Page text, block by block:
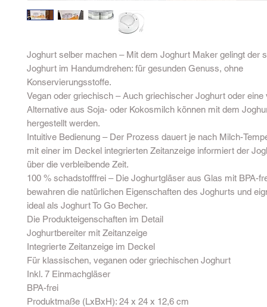
Joghurt selber machen – Mit dem Joghurt Maker gelingt der
Joghurt im Handumdrehen: für gesunden Genuss, ohne
Konservierungsstoffe.
Vegan oder griechisch – Auch griechischer Joghurt oder eine
Alternative aus Soja- oder Kokosmilch können mit dem
hergestellt werden.
Intuitive Bedienung – Der Prozess dauert je nach Milch-
mit einer im Deckel integrierten Zeitanzeige informiert der
über die verbleibende Zeit.
100 % schadstofffrei – Die Joghurtgläser aus Glas mit BPA-
bewahren die natürlichen Eigenschaften des Joghurts und
ideal als Joghurt To Go Becher.
Die Produkteigenschaften im Detail
Joghurtbereiter mit Zeitanzeige
Integrierte Zeitanzeige im Deckel
Für klassischen, veganen oder griechischen Joghurt
Inkl. 7 Einmachgläser
BPA-frei
Produktmaße (LxBxH): 24 x 24 x 12,6 cm